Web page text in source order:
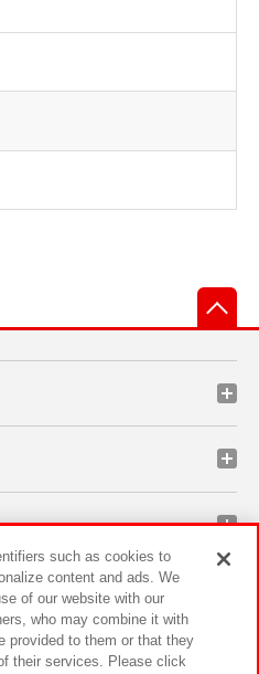
such as cookies to
content and ads. We
of our website with our
who may combine it with
provided to them or that they
their services. Please click